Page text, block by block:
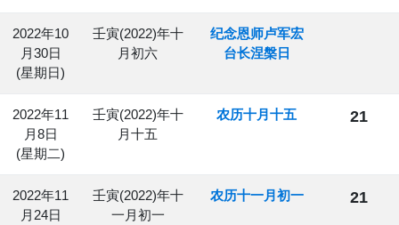
2022年10
月30日
(星期日)
壬寅(2022)年十
月初六
纪念恩师卢军宏
台长涅槃日
2022年11
月8日
(星期二)
壬寅(2022)年十
月十五
农历十月十五 21
2022年11
月24日
壬寅(2022)年十
一月初一
农历十一月初一 21